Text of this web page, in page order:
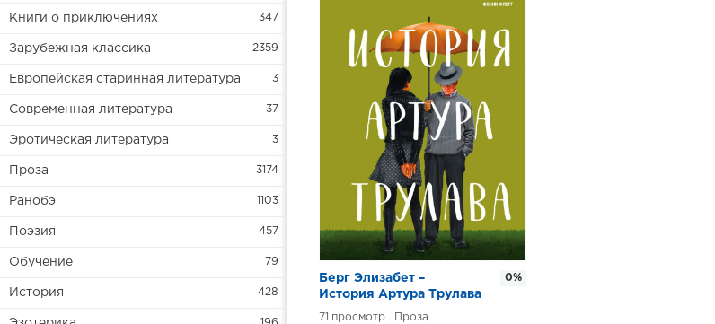
Книги о приключениях 347
Зарубежная классика 2359
Европейская старинная литература 3
Современная литература 37
Эротическая литература 3
Проза 3174
Ранобэ 1103
Поэзия 457
Обучение 79
История 428
Берг Элизабет –
История Артура Трулава
71 Проза
0%